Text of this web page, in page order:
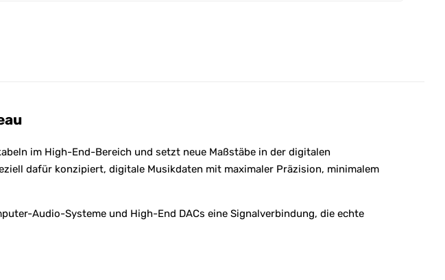
im High-End-Bereich und setzt neue Maßstäbe in der digitalen
dafür konzipiert, digitale Musikdaten mit maximaler Präzision, minimalem
Audio-Systeme und High-End DACs eine Signalverbindung, die echte